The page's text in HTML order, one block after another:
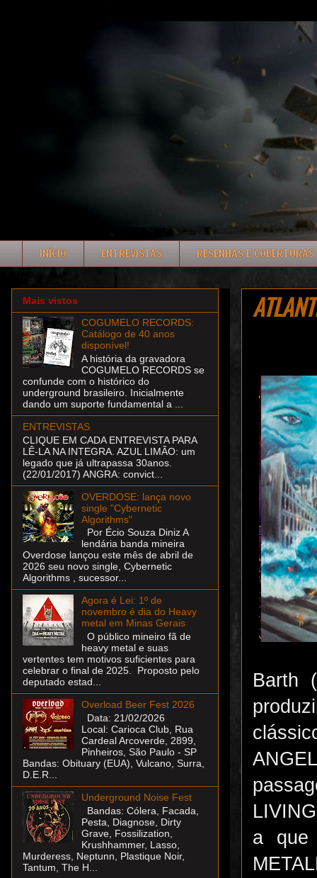
INÍCIO ENTREVISTAS RESENHAS E COBERTURAS
Barth
a que
Mais vistos
COGUMELO RECORDS:
Catálogo de 40 anos
disponível!
A história da gravadora
COGUMELO RECORDS se
confunde com o histórico do
underground brasileiro. Inicialmente
dando um suporte fundamental a ...
ENTREVISTAS
CLIQUE EM CADA ENTREVISTA PARA
LÊ-LA NA INTEGRA. AZUL LIMÃO: um
legado que já ultrapassa 30anos.
(22/01/2017) ANGRA: convict...
OVERDOSE: lança novo
single "Cybernetic
Algorithms"
Por Écio Souza Diniz A
lendária banda mineira
Overdose lançou este mês de abril de
2026 seu novo single, Cybernetic
Algorithms , sucessor...
Agora é Lei: 1º de
novembro é dia do Heavy
metal em Minas Gerais
O público mineiro fã de
heavy metal e suas
vertentes tem motivos suficientes para
celebrar o final de 2025. Proposto pelo
deputado estad...
Overload Beer Fest 2026
Data: 21/02/2026
Local: Carioca Club, Rua
Cardeal Arcoverde, 2899,
Pinheiros, São Paulo - SP
Bandas: Obituary (EUA), Vulcano, Surra,
D.E.R...
Underground Noise Fest
Bandas: Cólera, Facada,
Pesta, Diagnose, Dirty
Grave, Fossilization,
Krushhammer, Lasso,
Murderess, Neptunn, Plastique Noir,
Tantum, The H...